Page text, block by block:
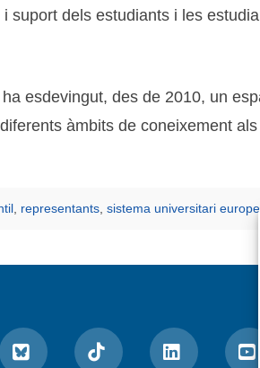
suport dels estudiants i les
esdevingut, des de 2010, un
àmbits de coneixement
, representants, sistema universitari